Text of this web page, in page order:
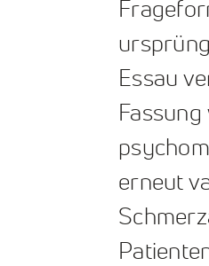
Essau
erneut